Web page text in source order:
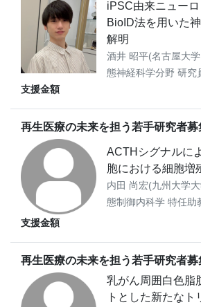
iPSC由来ニュー
BioID法を⽤いた
解明
酒井 昭平(名古屋大
態神経科学分野 研究
支援金額
再生医療の未来を担う若手研究者募
ACTHシグナルに
胞における細胞増
内田 尚宏(九州大学
態制御内科学 特任助
支援金額
再生医療の未来を担う若手研究者募
乳がん周囲白色脂
トとした新たな